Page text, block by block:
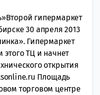
гипермаркет
30 апреля 2013
Гипермаркет
ТЦ и начнет
открытия
Площадь
торговом центре